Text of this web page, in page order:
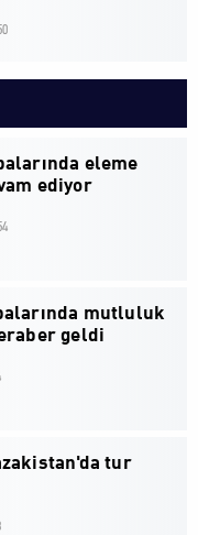
eleme
ediyor
mutluluk
geldi
tur